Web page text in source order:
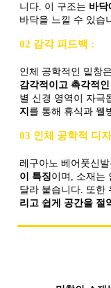
니다. 이 구조는 바닥
바닥을 느낄 수 있습
02 감각 피드백 :
인체 공학적인 밑창
감각적이고 촉각적
별 신경 영역이 자극
지 를 통해 휴식과 웰
03 인체 공학적 디
레구아노 베어풋신
이 특징이며, 소재는
달라 붙습니다. 또한
리고 쉽게 공간을 절